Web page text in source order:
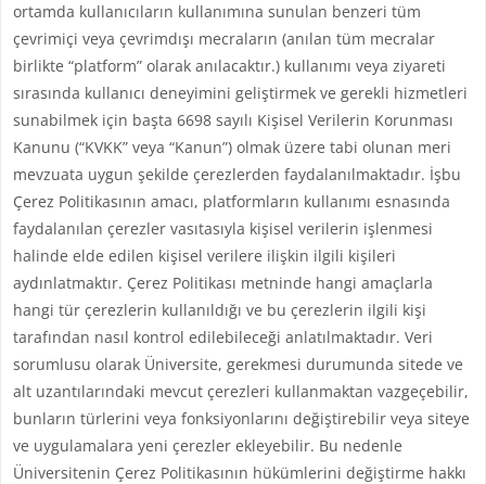
ortamda kullanıcıların kullanımına sunulan benzeri tüm
çevrimiçi veya çevrimdışı mecraların (anılan tüm mecralar
birlikte “platform” olarak anılacaktır.) kullanımı veya ziyareti
sırasında kullanıcı deneyimini geliştirmek ve gerekli hizmetleri
sunabilmek için başta 6698 sayılı Kişisel Verilerin Korunması
Kanunu (“KVKK” veya “Kanun”) olmak üzere tabi olunan meri
mevzuata uygun şekilde çerezlerden faydalanılmaktadır. İşbu
Çerez Politikasının amacı, platformların kullanımı esnasında
faydalanılan çerezler vasıtasıyla kişisel verilerin işlenmesi
halinde elde edilen kişisel verilere ilişkin ilgili kişileri
aydınlatmaktır. Çerez Politikası metninde hangi amaçlarla
hangi tür çerezlerin kullanıldığı ve bu çerezlerin ilgili kişi
tarafından nasıl kontrol edilebileceği anlatılmaktadır. Veri
sorumlusu olarak Üniversite, gerekmesi durumunda sitede ve
alt uzantılarındaki mevcut çerezleri kullanmaktan vazgeçebilir,
bunların türlerini veya fonksiyonlarını değiştirebilir veya siteye
ve uygulamalara yeni çerezler ekleyebilir. Bu nedenle
Üniversitenin Çerez Politikasının hükümlerini değiştirme hakkı